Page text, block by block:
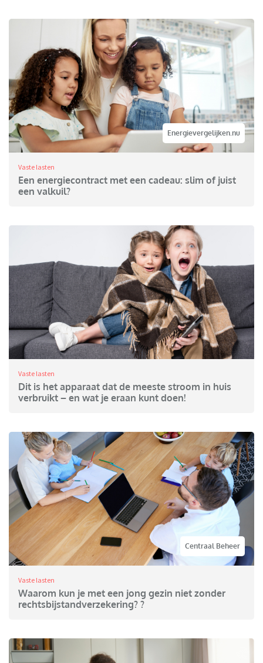
Energievergelijken.nu
Vaste lasten
Een energiecontract met een cadeau: slim of juist
een valkuil?
Vaste lasten
Dit is het apparaat dat de meeste stroom in huis
verbruikt – en wat je eraan kunt doen!
Centraal Beheer
Vaste lasten
Waarom kun je met een jong gezin niet zonder
rechtsbijstandverzekering? ?